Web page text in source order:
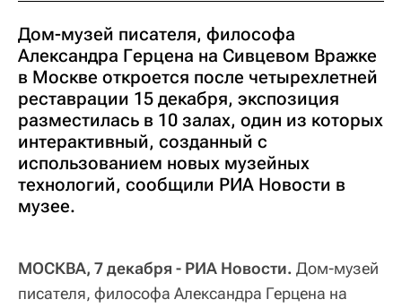
Дом-музей писателя, философа
Александра Герцена на Сивцевом Вражке
в Москве откроется после четырехлетней
реставрации 15 декабря, экспозиция
разместилась в 10 залах, один из которых
интерактивный, созданный с
использованием новых музейных
технологий, сообщили РИА Новости в
музее.
МОСКВА, 7 декабря - РИА Новости. Дом-музей
писателя, философа Александра Герцена на